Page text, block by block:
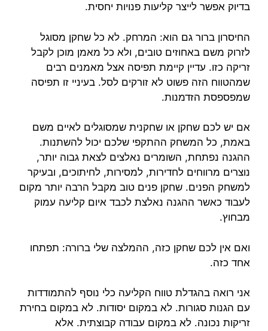
בדיוק אפשר לייצר קליעות פנויות יחסית.
החיסרון ברור גם הוא: המרחק. לא כל שחקן מסוגל
לזרוק משם באחוזים טובים, ולא כל מאמן מוכן לקבל
זריקה כזו. עדיין קיימת תפיסה אצל מאמנים רבים
שמהטווח הזה פשוט לא זורקים לסל. בעיניי זו תפיסה
שמפספסת הזדמנות.
אם יש לכם שחקן או שחקנית שמסוגלים לאיים משם
באמת, כל המשחק ההתקפי שלכם יכול להשתנות.
ההגנה נפתחת, השומרים נאלצים לצאת גבוה יותר,
נוצרים מרווחים לחדירות, למסירות, לחיתוכים, ובעיקר
למשחק הפנים. שחקן פנים טוב מקבל הרבה יותר מקום
לעבוד כאשר ההגנה נאלצת לכבד איום קליעה עמוק
מבחוץ.
ואם אין לכם שחקן כזה, ההמלצה שלי ברורה: תפתחו
אחד כזה.
אני רואה בהגדלת טווח הקליעה כלי נוסף להתמודדות
עם הגנות סגורות. לא במקום יסודות. לא במקום בחירת
זריקות נכונה. לא במקום עבודה קבוצתית. אלא